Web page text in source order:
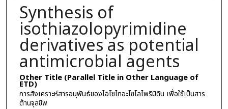
Synthesis of
isothiazolopyrimidine
derivatives as potential
antimicrobial agents
Other Title (Parallel Title in Other Language of
ETD)
การสังเคราะห์สารอนุพันธ์ของไอโซไทอะโซโลไพริมิดิน เพื่อใช้เป็นสาร
ต้านจุลชีพ